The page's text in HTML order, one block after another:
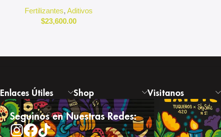
Fertilizantes,Aditivos
$23,600.00
Enlaces Útiles Shop Visitanos
Seguinos en Nuestras Redes: